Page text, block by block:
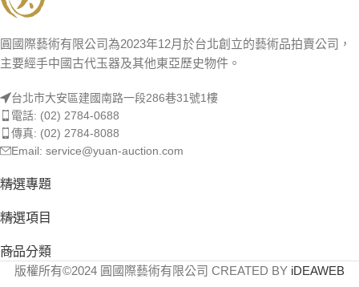
圓國際藝術有限公司為2023年12月於台北創立的藝術品拍賣公司，
主要經手中國古代玉器及其他東亞歷史物件。
台北市大安區建國南路一段286巷31號1樓
電話: (02) 2784-0688
傳真: (02) 2784-8088
Email: service@yuan-auction.com
精選專題
精選項目
商品分類
版權所有©2024 圓國際藝術有限公司 CREATED BY iDEAWEB